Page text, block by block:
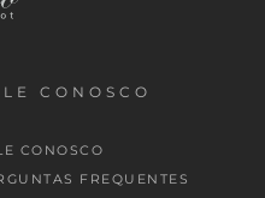
CONOSCO
CONOSCO
FREQUENTES